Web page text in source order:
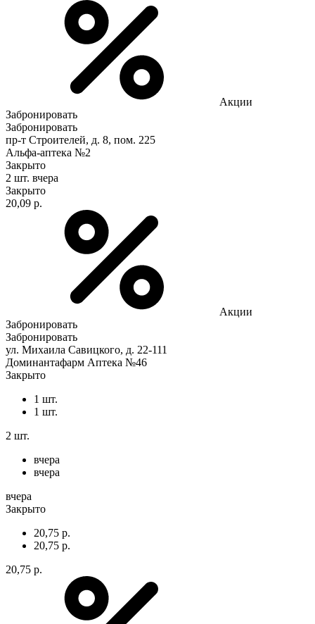
Акции
Забронировать
Забронировать
пр-т Строителей, д. 8, пом. 225
Альфа-аптека №2
Закрыто
2 шт. вчера
Закрыто
20,09 р.
Акции
Забронировать
Забронировать
ул. Михаила Савицкого, д. 22-111
Доминантафарм Аптека №46
Закрыто
1 шт.
1 шт.
2 шт.
вчера
вчера
вчера
Закрыто
20,75 р.
20,75 р.
20,75 р.